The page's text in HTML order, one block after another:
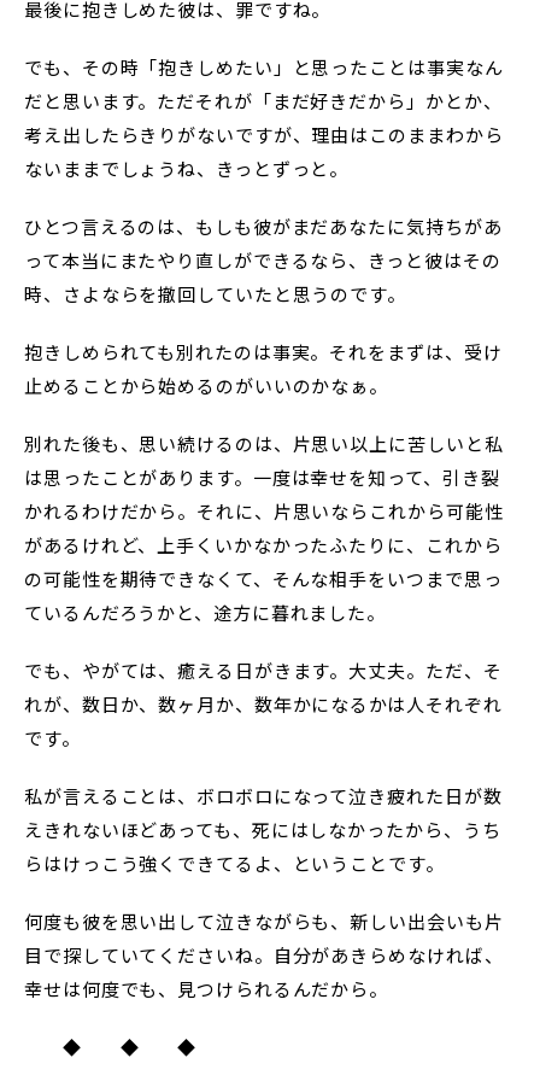
最後に抱きしめた彼は、罪ですね。
でも、その時「抱きしめたい」と思ったことは事実なん
だと思います。ただそれが「まだ好きだから」かとか、
考え出したらきりがないですが、理由はこのままわから
ないままでしょうね、きっとずっと。
ひとつ言えるのは、もしも彼がまだあなたに気持ちがあ
って本当にまたやり直しができるなら、きっと彼はその
時、さよならを撤回していたと思うのです。
抱きしめられても別れたのは事実。それをまずは、受け
止めることから始めるのがいいのかなぁ。
別れた後も、思い続けるのは、片思い以上に苦しいと私
は思ったことがあります。一度は幸せを知って、引き裂
かれるわけだから。それに、片思いならこれから可能性
があるけれど、上手くいかなかったふたりに、これから
の可能性を期待できなくて、そんな相手をいつまで思っ
ているんだろうかと、途方に暮れました。
でも、やがては、癒える日がきます。大丈夫。ただ、そ
れが、数日か、数ヶ月か、数年かになるかは人それぞれ
です。
私が言えることは、ボロボロになって泣き疲れた日が数
えきれないほどあっても、死にはしなかったから、うち
らはけっこう強くできてるよ、ということです。
何度も彼を思い出して泣きながらも、新しい出会いも片
目で探していてくださいね。自分があきらめなければ、
幸せは何度でも、見つけられるんだから。
◆ ◆ ◆